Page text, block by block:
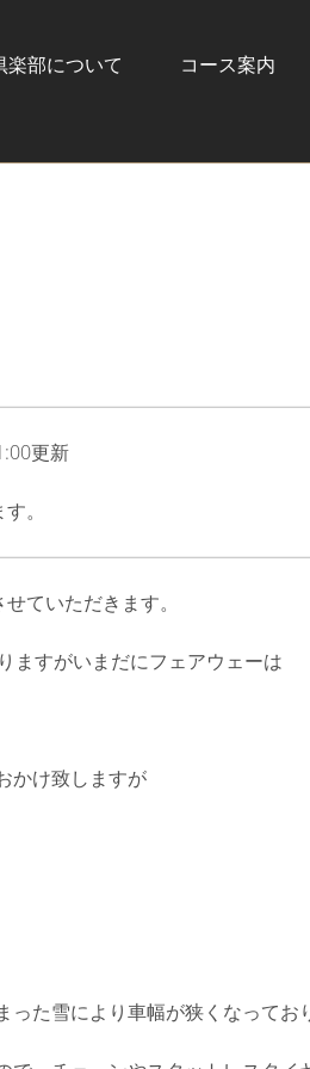
楽部について コース案内
更新
。
ていただきます。
ますがいまだにフェアウェーは
かけ致しますが
た雪により車幅が狭くなってお